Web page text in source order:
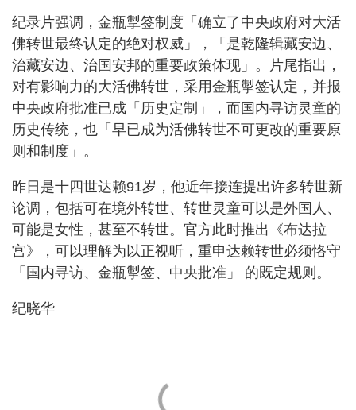
纪录片强调，金瓶掣签制度「确立了中央政府对大活
佛转世最终认定的绝对权威」，「是乾隆辑藏安边、
治藏安边、治国安邦的重要政策体现」。片尾指出，
对有影响力的大活佛转世，采用金瓶掣签认定，并报
中央政府批准已成「历史定制」，而国内寻访灵童的
历史传统，也「早已成为活佛转世不可更改的重要原
则和制度」。
昨日是十四世达赖91岁，他近年接连提出许多转世新
论调，包括可在境外转世、转世灵童可以是外国人、
可能是女性，甚至不转世。官方此时推出《布达拉
宫》，可以理解为以正视听，重申达赖转世必须恪守
「国内寻访、金瓶掣签、中央批准」 的既定规则。
纪晓华